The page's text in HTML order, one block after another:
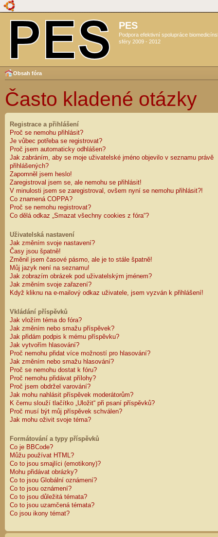
PES
Podpora efektivní spolupráce
sféry 2009 - 2012
Obsah fóra
Často kladené otázky
Registrace a přihlášení
Proč se nemohu přihlásit?
Je vůbec potřeba se registrovat?
Proč jsem automaticky odhlášen?
Jak zabráním, aby se moje uživatelské jméno objevilo v seznamu právě
přihlášených?
Zapomněl jsem heslo!
Zaregistroval jsem se, ale nemohu se přihlásit!
V minulosti jsem se zaregistroval, ovšem nyní se nemohu přihlásit?!
Co znamená COPPA?
Proč se nemohu registrovat?
Co dělá odkaz „Smazat všechny cookies z fóra“?
Uživatelská nastavení
Jak změním svoje nastavení?
Časy jsou špatně!
Změnil jsem časové pásmo, ale je to stále špatně!
Můj jazyk není na seznamu!
Jak zobrazím obrázek pod uživatelským jménem?
Jak změním svoje zařazení?
Když kliknu na e-mailový odkaz uživatele, jsem vyzván k přihlášení!
Vkládání příspěvků
Jak vložím téma do fóra?
Jak změním nebo smažu příspěvek?
Jak přidám podpis k mému příspěvku?
Jak vytvořím hlasování?
Proč nemohu přidat více možností pro hlasování?
Jak změním nebo smažu hlasování?
Proč se nemohu dostat k fóru?
Proč nemohu přidávat přílohy?
Proč jsem obdržel varování?
Jak mohu nahlásit příspěvek moderátorům?
K čemu slouží tlačítko „Uložit“ při psaní příspěvků?
Proč musí být můj příspěvek schválen?
Jak mohu oživit svoje téma?
Formátování a typy příspěvků
Co je BBCode?
Můžu používat HTML?
Co to jsou smajlíci (emotikony)?
Mohu přidávat obrázky?
Co to jsou Globální oznámení?
Co to jsou oznámení?
Co to jsou důležitá témata?
Co to jsou uzamčená témata?
Co jsou ikony témat?